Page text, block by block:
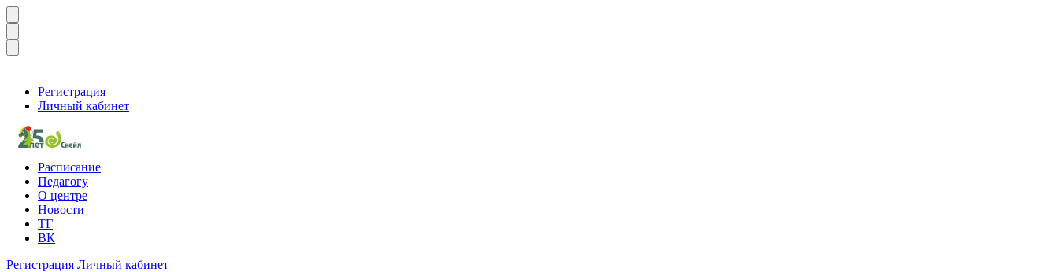
Регистрация
Личный кабинет
Расписание
Педагогу
О центре
Новости
ТГ
ВК
Регистрация Личный кабинет